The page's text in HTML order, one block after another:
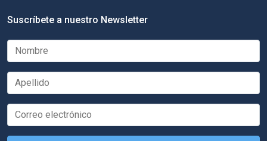
Suscríbete a nuestro Newsletter